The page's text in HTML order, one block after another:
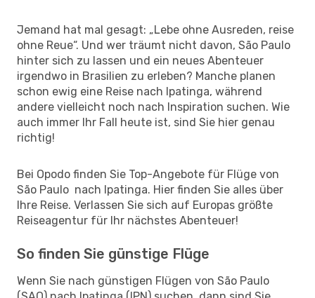
Jemand hat mal gesagt: „Lebe ohne Ausreden, reise
ohne Reue“. Und wer träumt nicht davon, São Paulo
hinter sich zu lassen und ein neues Abenteuer
irgendwo in Brasilien zu erleben? Manche planen
schon ewig eine Reise nach Ipatinga, während
andere vielleicht noch nach Inspiration suchen. Wie
auch immer Ihr Fall heute ist, sind Sie hier genau
richtig!
Bei Opodo finden Sie Top-Angebote für Flüge von
São Paulo nach Ipatinga. Hier finden Sie alles über
Ihre Reise. Verlassen Sie sich auf Europas größte
Reiseagentur für Ihr nächstes Abenteuer!
So finden Sie günstige Flüge
Wenn Sie nach günstigen Flügen von São Paulo